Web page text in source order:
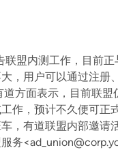
盟内测工作，目前
，用户可以通过注册
方面表示，目前联盟
作，预计不久便可正
，有道联盟内部邀请
务